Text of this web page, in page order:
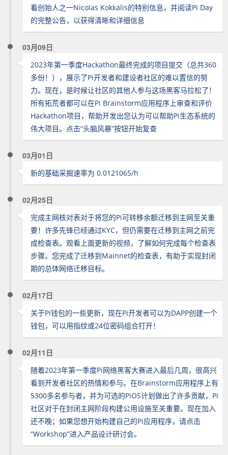
看创始人之一Nicolas Kokkalis的特别信息，并阅读Pi Day
的完整公告，以获得清晰和详细信息
03月09日
2023年第一季度Hackathon最终完成的项目提交（总共360
多份！），展示了Pi开发者和建设者社区的难以置信的努
力。现在，是时候让社区的其他人参与这场黑客马拉松了！
所有拓荒者都可以在Pi Brainstorm应用程序上审查和评价
Hackathon项目，帮助开发出您认为可以帮助Pi生态系统的
伟大项目。点击“头脑风暴”按钮开始复查
03月01日
新的基础采掘速率为 0.0121065/h
02月25日
完成主网核对表对于将您的Pi可转移余额迁移到主网至关重
要！许多先锋已经通过KYC，但仍需要在迁移到主网之前完
成检查表。观看上面更新的视频，了解如何完成每个检查表
步骤。您完成了迁移到Mainnet的检查表，有助于实现封闭
期的总体网络迁移目标。
02月17日
关于Pi钱包的一些更新，现在Pi开发者可以为DAPP创建一个
钱包，可以用指纹或24位密码组合打开！
02月11日
随着2023年第一季度Pi网络黑客大赛进入最后几周，很高兴
看到开发者社区的热情和参与。在Brainstorm应用程序上有
5300多名参与者，并为可选的PiOS计划做出了许多贡献，Pi
社区对于在封闭主网阶段构建公用设施至关重要。现在加入
还不晚；如果您想开始构建自己的Pi应用程序，请点击
“Workshop”进入产品设计研讨会。